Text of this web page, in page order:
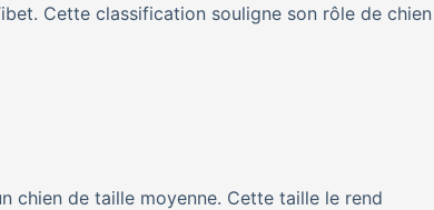
Cette classification souligne son rôle de chien
chien de taille moyenne. Cette taille le rend